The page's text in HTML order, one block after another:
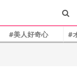
#美人好奇心 #